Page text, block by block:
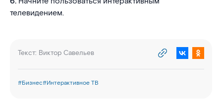
телевидением.
Текст: Виктор Савельев
#Бизнес#Интерактивное ТВ